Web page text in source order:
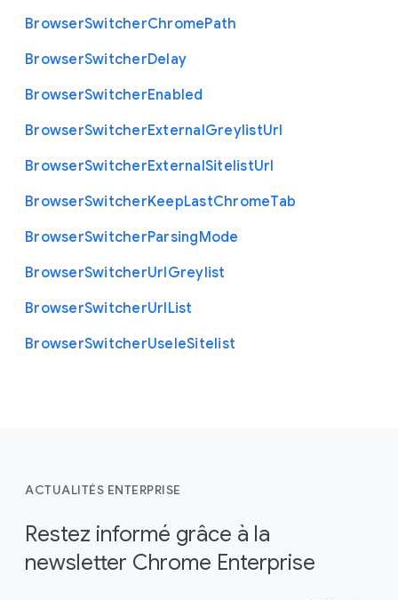
BrowserSwitcherChromePath
BrowserSwitcherDelay
BrowserSwitcherEnabled
BrowserSwitcherExternalGreylistUrl
BrowserSwitcherExternalSitelistUrl
BrowserSwitcherKeepLastChromeTab
BrowserSwitcherParsingMode
BrowserSwitcherUrlGreylist
BrowserSwitcherUrlList
BrowserSwitcherUseIeSitelist
ACTUALITÉS ENTERPRISE
Restez informé grâce à la
newsletter Chrome Enterprise